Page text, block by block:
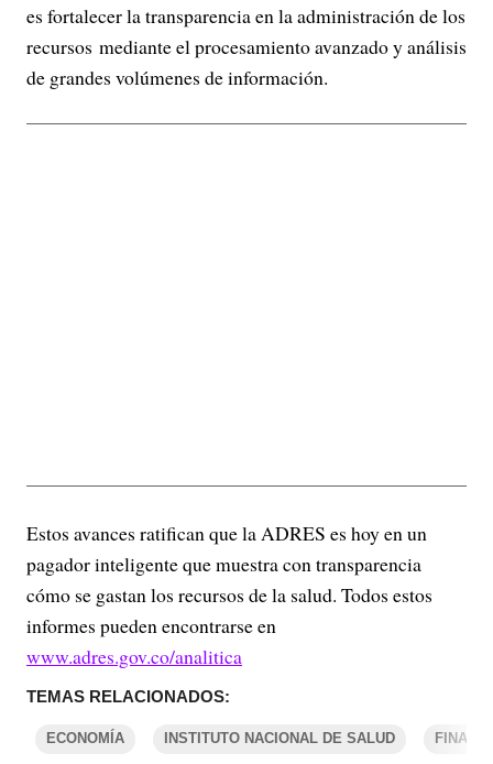
es fortalecer la transparencia en la administración de los
recursos mediante el procesamiento avanzado y análisis
de grandes volúmenes de información.
Estos avances ratifican que la ADRES es hoy en un
pagador inteligente que muestra con transparencia
cómo se gastan los recursos de la salud. Todos estos
informes pueden encontrarse en
www.adres.gov.co/analitica
TEMAS RELACIONADOS:
ECONOMÍA INSTITUTO NACIONAL DE SALUD